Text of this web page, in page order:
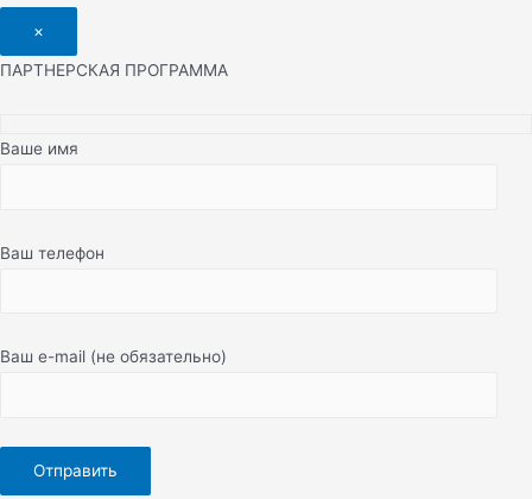
×
ПАРТНЕРСКАЯ ПРОГРАММА
Ваше имя
Ваш телефон
Ваш e-mail (не обязательно)